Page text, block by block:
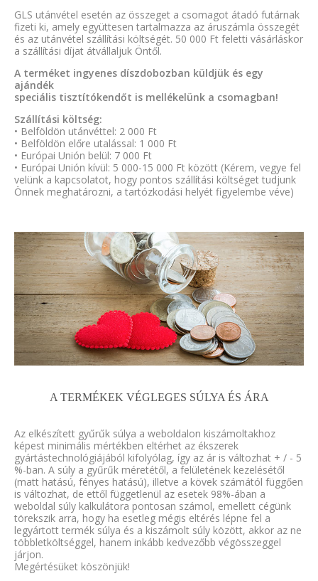
GLS utánvétel esetén az összeget a csomagot átadó futárnak
fizeti ki, amely együttesen tartalmazza az áruszámla összegét
és az utánvétel szállítási költségét. 50 000 Ft feletti vásárláskor
a szállítási díjat átvállaljuk Öntől.
A terméket ingyenes díszdobozban küldjük és egy
ajándék
speciális tisztítókendőt is mellékelünk a csomagban!
Szállítási költség:
• Belföldön utánvéttel: 2 000 Ft
• Belföldön előre utalással: 1 000 Ft
• Európai Unión belül: 7 000 Ft
• Európai Unión kívül: 5 000-15 000 Ft között (Kérem, vegye fel
velünk a kapcsolatot, hogy pontos szállítási költséget tudjunk
Önnek meghatározni, a tartózkodási helyét figyelembe véve)
A TERMÉKEK VÉGLEGES SÚLYA ÉS ÁRA
Az elkészített gyűrűk súlya a weboldalon kiszámoltakhoz
képest minimális mértékben eltérhet az ékszerek
gyártástechnológiájából kifolyólag, így az ár is változhat + / - 5
%-ban. A súly a gyűrűk méretétől, a felületének kezelésétől
(matt hatású, fényes hatású), illetve a kövek számától függően
is változhat, de ettől függetlenül az esetek 98%-ában a
weboldal súly kalkulátora pontosan számol, emellett cégünk
törekszik arra, hogy ha esetleg mégis eltérés lépne fel a
legyártott termék súlya és a kiszámolt súly között, akkor az ne
többletköltséggel, hanem inkább kedvezőbb végösszeggel
járjon.
Megértésüket köszönjük!